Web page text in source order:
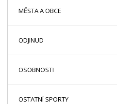
MĚSTA A OBCE
ODJINUD
OSOBNOSTI
OSTATNÍ SPORTY